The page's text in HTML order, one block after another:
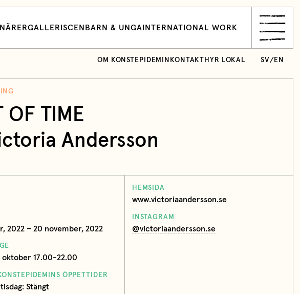
GALLERI SCEN BARN & UNGA INTERNATIONAL WORK
OM KONSTEPIDEMIN KONTAKT HYR LOKAL SV/ EN
OF TIME
Andersson
2022 – 20 november, 2022
oktober 17.00-22.00
ÖPPETTIDER
tisdag: Stängt
HEMSIDA
www.victoriaandersson.se
INSTAGRAM
@victoriaandersson.se